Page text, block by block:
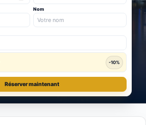
Nom
-10%
Réserver maintenant